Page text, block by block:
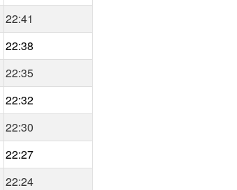
22:41
22:38
22:35
22:32
22:30
22:27
22:24